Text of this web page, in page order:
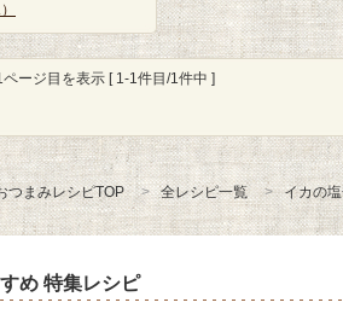
ージ目を表示 [ 1-1件目/1件中 ]
つまみレシピTOP 全レシピ一覧 イカの
め 特集レシピ